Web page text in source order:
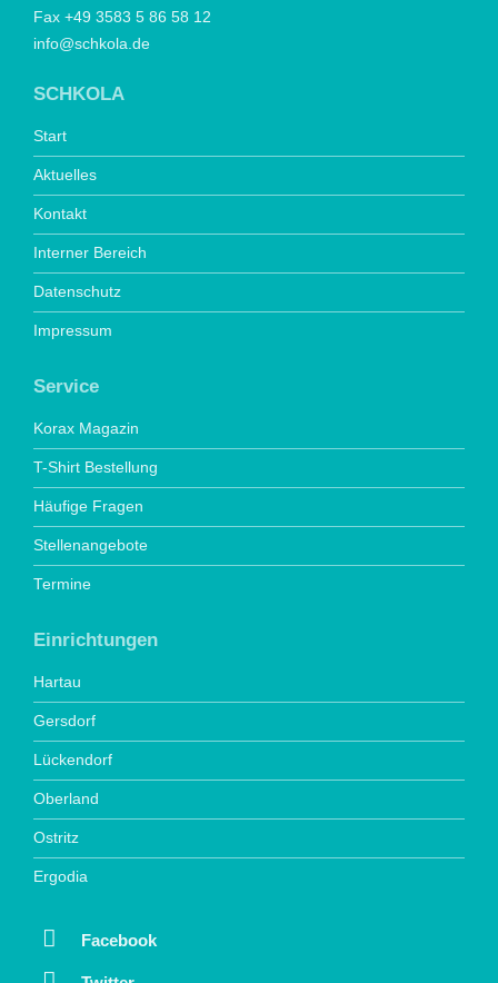
Fax +49 3583 5 86 58 12
info@schkola.de
SCHKOLA
Start
Aktuelles
Kontakt
Interner Bereich
Datenschutz
Impressum
Service
Korax Magazin
T-Shirt Bestellung
Häufige Fragen
Stellenangebote
Termine
Einrichtungen
Hartau
Gersdorf
Lückendorf
Oberland
Ostritz
Ergodia
Facebook